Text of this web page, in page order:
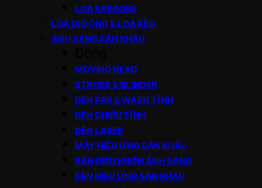
LOA KARAOKE
LOA DI ĐỘNG & LOA KÉO
ÁNH SÁNG SÂN KHẤU
MOVING HEAD
STROBE & BLINDER
ĐÈN PAR & WASH TĨNH
ĐÈN CHIẾU TĨNH
ĐÈN LASER
MÁY HIỆU ỨNG SÂN KHẤU
BÀN ĐIỀU KHIỂN ÁNH SÁNG
ĐÈN HIỆU ỨNG SÂN KHẤU